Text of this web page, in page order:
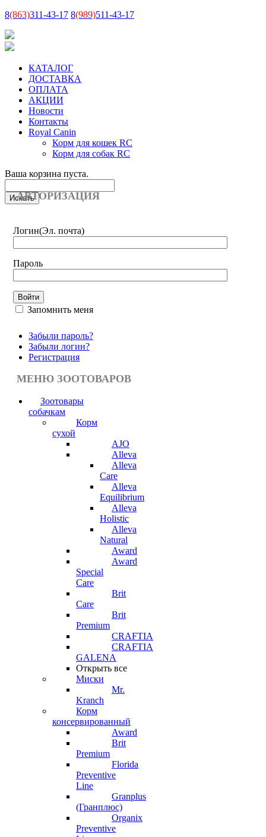
8(863)311-43-17 8(989)511-43-17
КАТАЛОГ
ДОСТАВКА
ОПЛАТА
АКЦИИ
Новости
Контакты
Royal Canin
Корм для кошек RC
Корм для собак RC
Ваша корзина пуста.
АВТОРИЗАЦИЯ
Логин(Эл. почта)
Пароль
Запомнить меня
Забыли пароль?
Забыли логин?
Регистрация
МЕНЮ ЗООТОВАРОВ
Зоотовары
собачкам
Корм
сухой
AJO
Alleva
Alleva
Care
Alleva
Equilibrium
Alleva
Holistic
Alleva
Natural
Award
Award
Special
Care
Brit
Care
Brit
Premium
CRAFTIA
CRAFTIA
GALENA
Открыть все
Миски
Mr.
Kranch
Корм
консервированный
Award
Brit
Premium
Florida
Preventive
Line
Granplus
(Гранплюс)
Organix
Preventive